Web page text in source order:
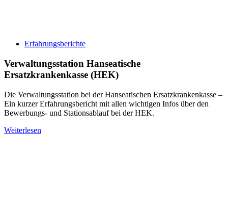
Erfahrungsberichte
Verwaltungsstation Hanseatische
Ersatzkrankenkasse (HEK)
Die Verwaltungsstation bei der Hanseatischen Ersatzkrankenkasse –
Ein kurzer Erfahrungsbericht mit allen wichtigen Infos über den
Bewerbungs- und Stationsablauf bei der HEK.
Weiterlesen